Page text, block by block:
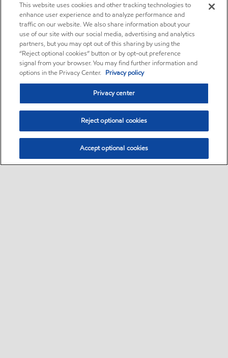
This website uses cookies and other tracking technologies to
enhance user experience and to analyze performance and
traffic on our website. We also share information about your
use of our site with our social media, advertising and analytics
partners, but you may opt out of this sharing by using the
“Reject optional cookies” button or by opt-out preference
signal from your browser. You may find further information and
options in the Privacy Center. Privacy policy
Privacy center
Reject optional cookies
Accept optional cookies